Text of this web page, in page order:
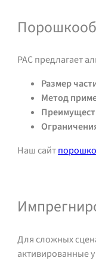
PAC предлагает
Размер
Метод
Наш сайт
Для сложных
активированные